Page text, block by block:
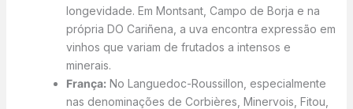
longevidade. Em Montsant, Campo de Borja e na
própria DO Cariñena, a uva encontra expressão em
vinhos que variam de frutados a intensos e
minerais.
França:No Languedoc-Roussillon, especialmente
nas denominações de Corbières, Minervois, Fitou,